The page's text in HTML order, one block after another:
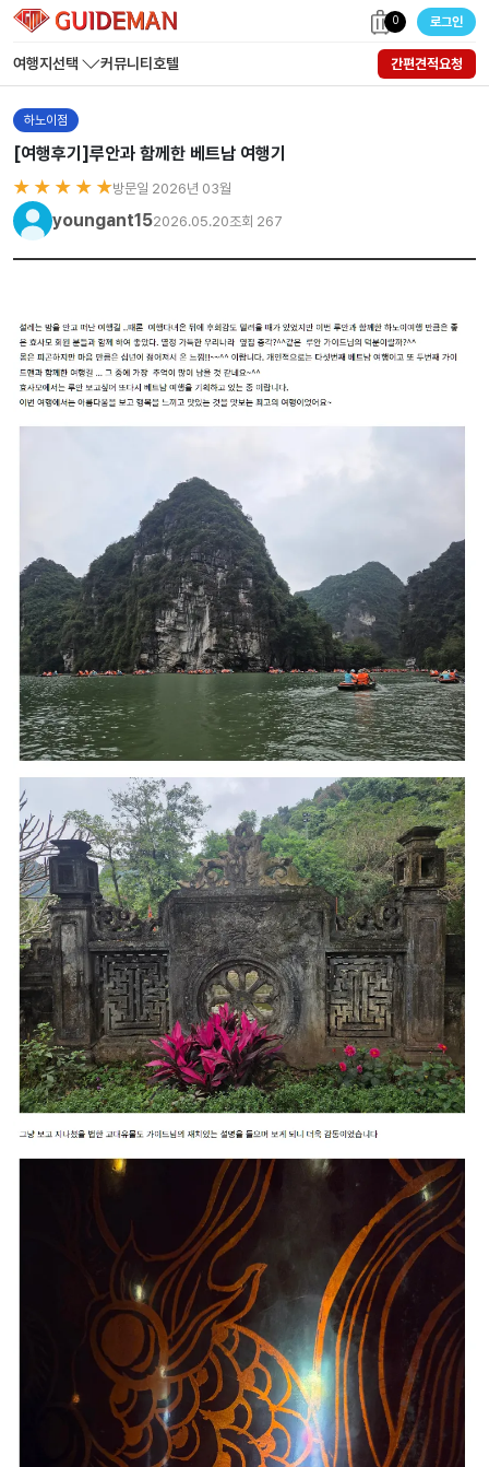
0 로그인
여행지선택 커뮤니티 호텔 간편견적요청
하노이점
[여행후기]루안과 함께한 베트남 여행기
★ ★ ★ ★ ★방문일 2026년 03월
youngant152026.05.20조회 267